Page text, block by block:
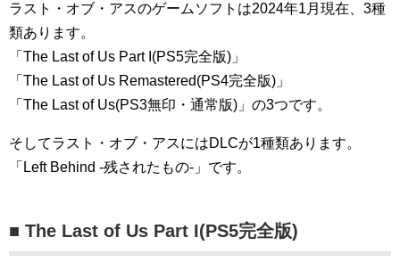
ラスト・オブ・アスのゲームソフトは2024年1月現在、3種
類あります。
「The Last of Us Part I(PS5完全版)」
「The Last of Us Remastered(PS4完全版)」
「The Last of Us(PS3無印・通常版)」の3つです。
そしてラスト・オブ・アスにはDLCが1種類あります。
「Left Behind -残されたもの-」です。
■ The Last of Us Part I(PS5完全版)